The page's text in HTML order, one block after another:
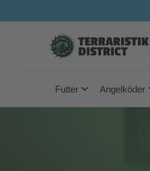
Futter Angelköder